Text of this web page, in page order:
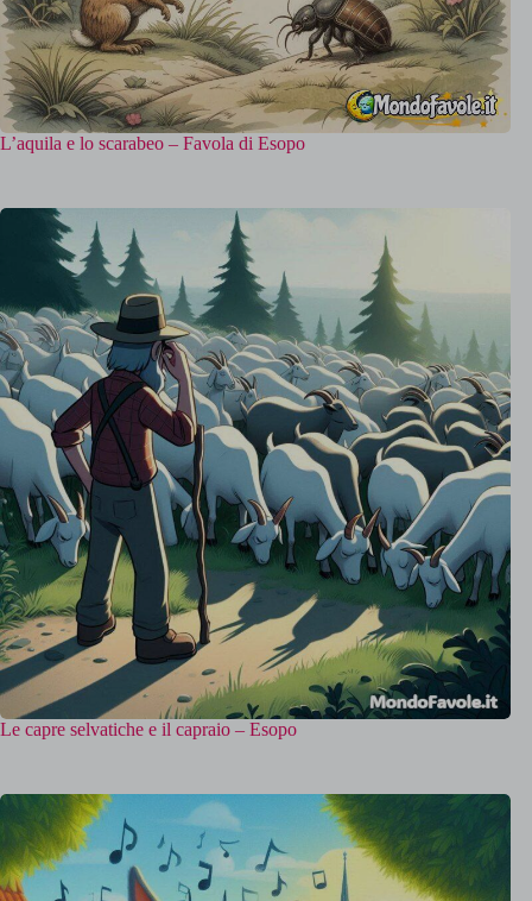
L’aquila e lo scarabeo – Favola di Esopo
Le capre selvatiche e il capraio – Esopo